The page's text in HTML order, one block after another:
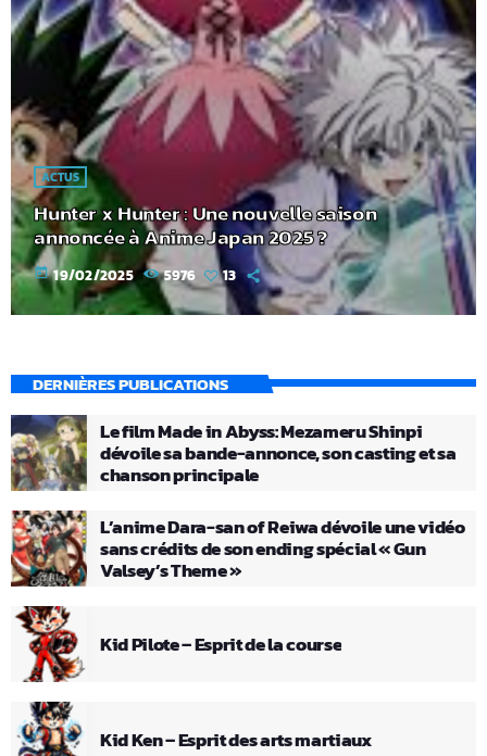
ACTUS
Hunter x Hunter : Une nouvelle saison
annoncée à Anime Japan 2025 ?
today 19/02/2025 5976 13
DERNIÈRES PUBLICATIONS
Le film Made in Abyss: Mezameru Shinpi
dévoile sa bande-annonce, son casting et sa
chanson principale
L’anime Dara-san of Reiwa dévoile une vidéo
sans crédits de son ending spécial « Gun
Valsey’s Theme »
Kid Pilote – Esprit de la course
Kid Ken – Esprit des arts martiaux